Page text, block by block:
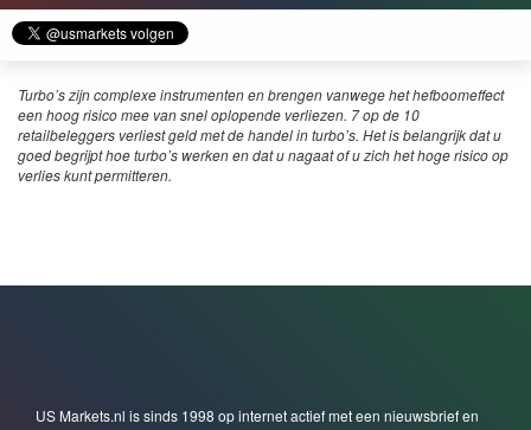
Turbo’s zijn complexe instrumenten en brengen vanwege het hefboomeffect
een hoog risico mee van snel oplopende verliezen. 7 op de 10
retailbeleggers verliest geld met de handel in turbo’s. Het is belangrijk dat u
goed begrijpt hoe turbo’s werken en dat u nagaat of u zich het hoge risico op
verlies kunt permitteren.
US Markets.nl is sinds 1998 op internet actief met een nieuwsbrief en